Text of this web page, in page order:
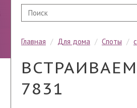
Главная / Для дома / Споты /
7831